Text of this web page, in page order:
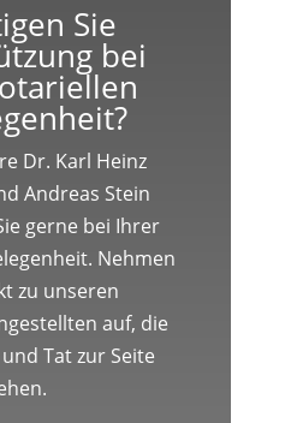
Sie
bei
Dr. Karl Heinz
Andreas Stein
gerne bei Ihrer
Nehmen
zu unseren
auf, die
Tat zur Seite